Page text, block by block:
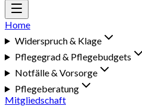
Home
Widerspruch & Klage
Pflegegrad & Pflegebudgets
Notfälle & Vorsorge
Pflegeberatung
Mitgliedschaft